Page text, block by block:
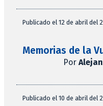
Publicado el 12 de abril del
Memorias de la
Por
Publicado el 10 de abril del